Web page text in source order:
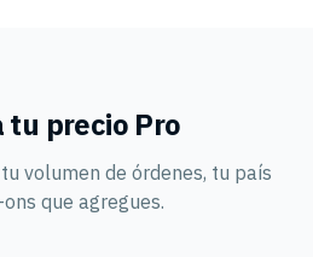
tu precio Pro
volumen de órdenes, tu país
que agregues.